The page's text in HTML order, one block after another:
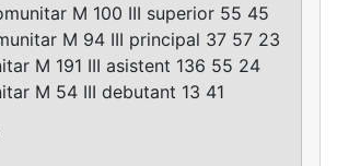
M 100 III superior 55 45
M 94 III principal 37 57 23
M 191 III asistent 136 55 24
M 54 III debutant 13 41